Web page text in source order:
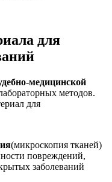
для
медицинской
методов.
для
(микроскопия тканей)
повреждений,
заболеваний